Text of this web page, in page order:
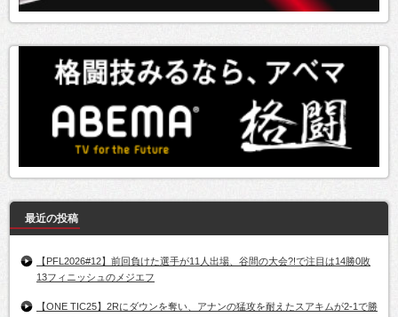
最近の投稿
【PFL2026#12】前回負けた選手が11人出場、谷間の大会?!で注目は14勝0敗
13フィニッシュのメジエフ
【ONE TIC25】2Rにダウンを奪い、アナンの猛攻を耐えたスアキムが2-1で勝